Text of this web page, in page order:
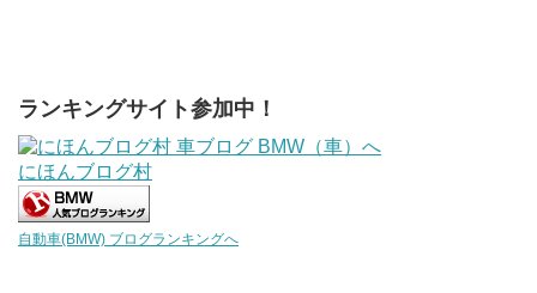
ランキングサイト参加中！
にほんブログ村
自動車(BMW) ブログランキングへ